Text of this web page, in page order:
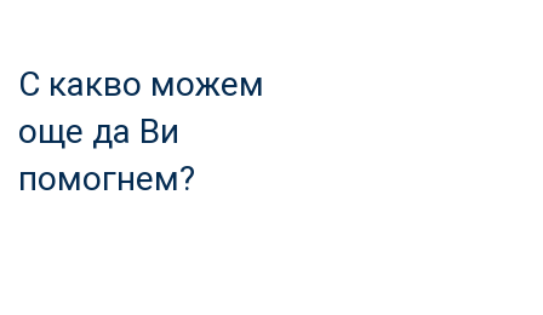
С какво можем
още да Ви
помогнем?